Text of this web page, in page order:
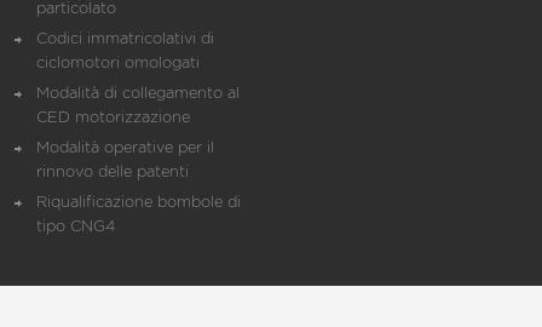
particolato
Codici immatricolativi di
ciclomotori omologati
Modalità di collegamento al
CED motorizzazione
Modalità operative per il
rinnovo delle patenti
Riqualificazione bombole di
tipo CNG4